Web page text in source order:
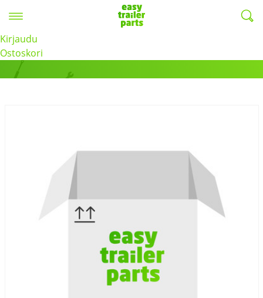
Kirjaudu
Ostoskori
Tuotteet